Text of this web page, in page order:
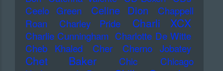
Ceelo Green
Celine Dion
Chappell
Roan
Charley Pride Charli XCX
Charlie Cunningham Charlotte De Witte
Cheb Khaled
Cher Cherno Jobatey
Chet Baker Chic
Chicago